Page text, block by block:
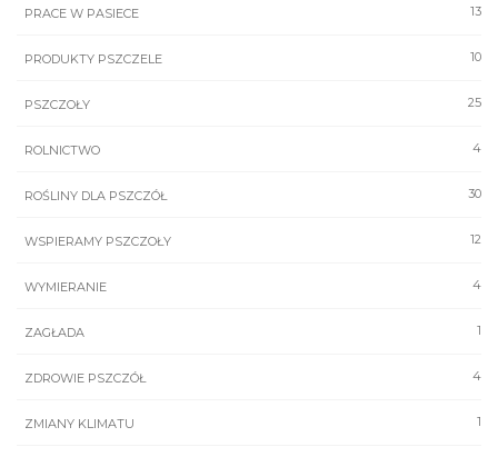
13
PRACE W PASIECE
10
PRODUKTY PSZCZELE
25
PSZCZOŁY
4
ROLNICTWO
30
ROŚLINY DLA PSZCZÓŁ
12
WSPIERAMY PSZCZOŁY
4
WYMIERANIE
1
ZAGŁADA
4
ZDROWIE PSZCZÓŁ
1
ZMIANY KLIMATU